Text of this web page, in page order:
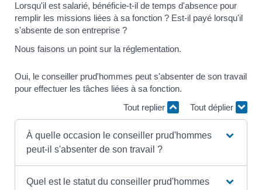
Lorsqu'il est salarié, bénéficie-t-il de temps d'absence pour
remplir les missions liées à sa fonction ? Est-il payé lorsqu'il
s'absente de son entreprise ?
Nous faisons un point sur la réglementation.
Oui, le conseiller prud'hommes peut s'absenter de son travail
pour effectuer les tâches liées à sa fonction.
Tout replier
Tout déplier
À quelle occasion le conseiller prud'hommes
peut-il s'absenter de son travail ?
Quel est le statut du conseiller prud'hommes